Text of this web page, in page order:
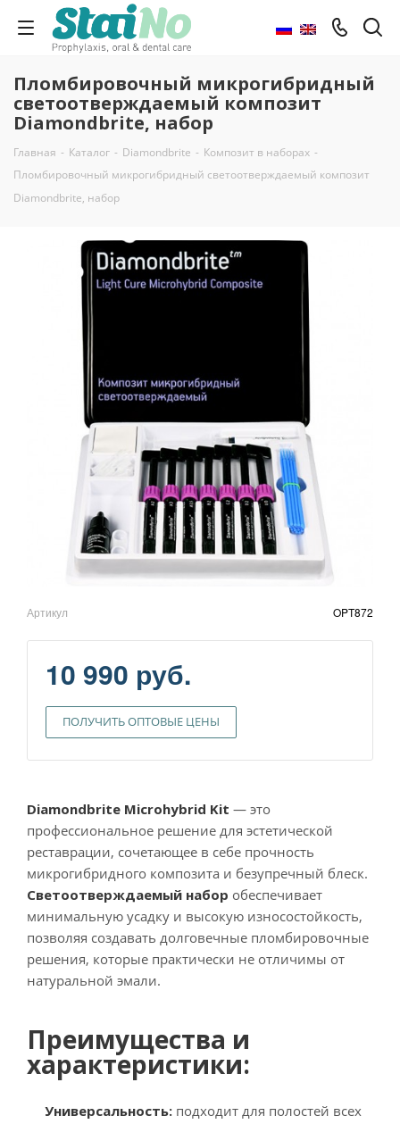
Пломбировочный микрогибридный
светоотверждаемый композит
Diamondbrite, набор
Главная - Каталог - Diamondbrite - Композит в наборах -
Пломбировочный микрогибридный светоотверждаемый композит
Diamondbrite, набор
Артикул OPT872
10 990 руб.
ПОЛУЧИТЬ ОПТОВЫЕ ЦЕНЫ
Diamondbrite Microhybrid Kit — это
профессиональное решение для эстетической
реставрации, сочетающее в себе прочность
микрогибридного композита и безупречный блеск.
Светоотверждаемый набор обеспечивает
минимальную усадку и высокую износостойкость,
позволяя создавать долговечные пломбировочные
решения, которые практически не отличимы от
натуральной эмали.
Преимущества и
характеристики:
Универсальность: подходит для полостей всех